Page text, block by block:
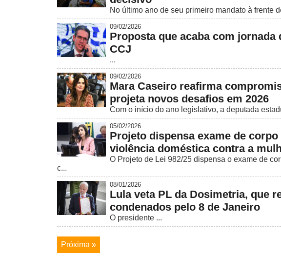
No último ano de seu primeiro mandato à frente
09/02/2026
Proposta que acaba com jornada
CCJ
...
09/02/2026
Mara Caseiro reafirma
projeta novos desafios em 2026
Com o início do ano legislativo, a deputada
05/02/2026
Projeto dispensa exame de
violência doméstica contra a
O Projeto de Lei 982/25 dispensa o exame de
c...
08/01/2026
Lula veta PL da Dosimetria, que
condenados pelo 8 de Janeiro
O presidente ...
Próxima »